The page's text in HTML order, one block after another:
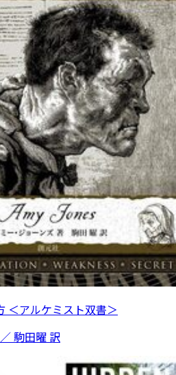
＜アルケミスト双書＞
駒田曜 訳